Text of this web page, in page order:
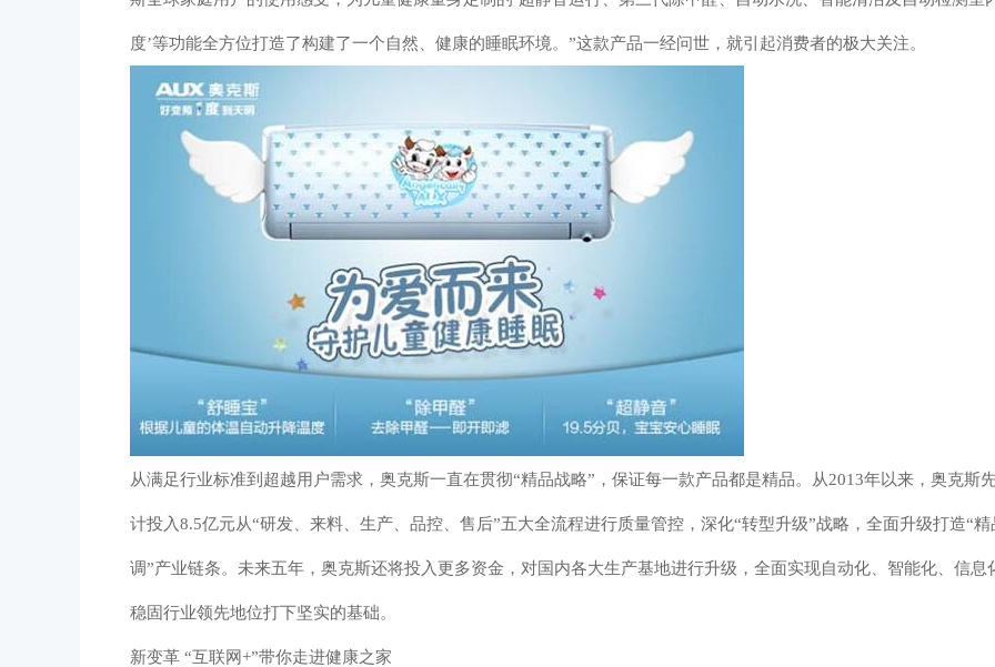
度’等功能全方位打造了构建了一个自然、健康的睡眠环境。”这款产品一经问世，就引起消费者的极大关注。
从满足行业标准到超越用户需求，奥克斯一直在贯彻“精品战略”，保证每一款产品都是精品。从2013年以来，奥克斯
计投入8.5亿元从“研发、来料、生产、品控、售后”五大全流程进行质量管控，深化“转型升级”战略，全面升级打造“精
调”产业链条。未来五年，奥克斯还将投入更多资金，对国内各大生产基地进行升级，全面实现自动化、智能化、信息
稳固行业领先地位打下坚实的基础。
新变革 “互联网+”带你走进健康之家